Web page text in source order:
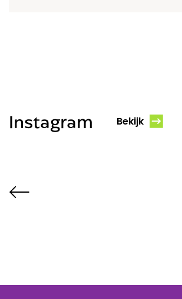
Instagram Bekijk